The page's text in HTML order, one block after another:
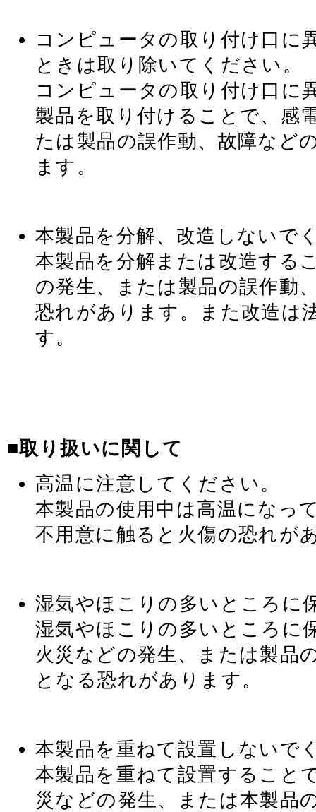
コンピュータの取り付け口に
ときは取り除いてください。
コンピュータの取り付け口に
製品を取り付けることで、感
たは製品の誤作動、故障など
ます。
本製品を分解、改造しないで
本製品を分解または改造する
の発生、または製品の誤作動
恐れがあります。また改造は
す。
■取り扱いに関して
高温に注意してください。
本製品の使用中は高温になっ
不用意に触ると火傷の恐れが
湿気やほこりの多いところに
湿気やほこりの多いところに
火災などの発生、または製品
となる恐れがあります。
本製品を重ねて設置しないで
本製品を重ねて設置すること
災などの発生、または本製品